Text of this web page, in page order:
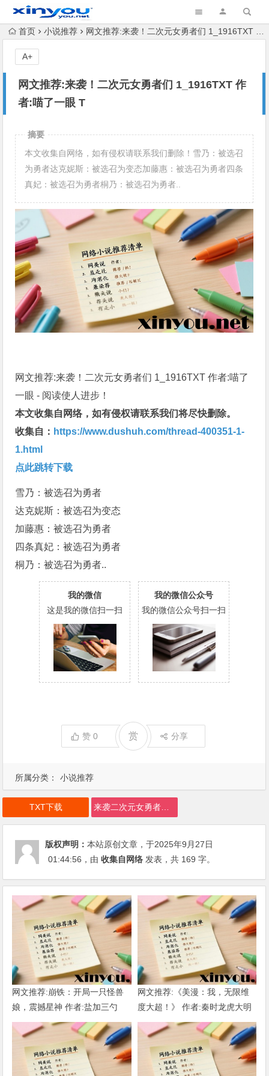
首页 小说推荐 网文推荐:来袭！二次元女勇者们 1_1916TXT 作者:喵了一眼 T
网文推荐:来袭！二次元女勇者们 1_1916TXT 作
者:喵了一眼 T
A+
所属分类： 小说推荐
摘要
本文收集自网络，如有侵权请联系我们删除！雪乃：被选召
为勇者达克妮斯：被选召为变态加藤惠：被选召为勇者四条
真妃：被选召为勇者桐乃：被选召为勇者..
网文推荐:来袭！二次元女勇者们 1_1916TXT 作者:喵了
一眼 - 阅读使人进步！
本文收集自网络，如有侵权请联系我们将尽快删除。
收集自： https://www.dushuh.com/thread-400351-1-
1.html
点此跳转下载
雪乃：被选召为勇者
达克妮斯：被选召为变态
加藤惠：被选召为勇者
四条真妃：被选召为勇者
桐乃：被选召为勇者..
我的微信
这是我的微信扫一扫
我的微信公众号
我的微信公众号扫一扫
赞0 赏 分享
TXT下载 来袭二次元女勇者们_TXT下载
版权声明：本站原创文章，于2025年9月27日
01:44:56 ，由收集自网络 发表，共 169 字。
网文推荐:崩铁：开局一只怪兽
娘，震撼星神 作者:盐加三勺
（1-218）TXT下载
网文推荐:《美漫：我，无限维
度大超！》 作者:秦时龙虎大明
1-802章 TXT下载